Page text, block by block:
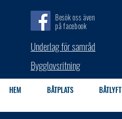
Besök oss även
på facebook
Underlag för samråd
Bygglovsritning
HEM BÅTPLATS BÅTLYFT